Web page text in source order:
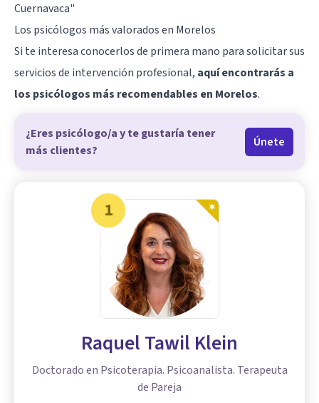
Cuernavaca"
Los psicólogos más valorados en Morelos
Si te interesa conocerlos de primera mano para solicitar sus
servicios de intervención profesional, aquí encontrarás a
los psicólogos más recomendables en Morelos.
¿Eres psicólogo/a y te gustaría tener
más clientes?
Únete
1
Raquel Tawil Klein
Doctorado en Psicoterapia. Psicoanalista. Terapeuta
de Pareja